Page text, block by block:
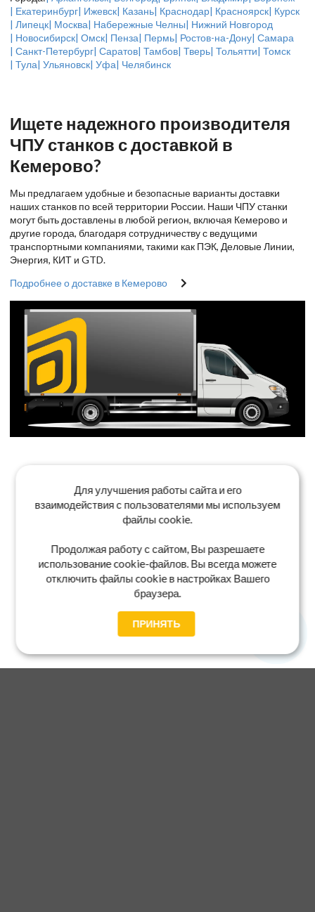
| Екатеринбург| Ижевск| Казань| Краснодар| Красноярск| Курск
| Липецк| Москва| Набережные Челны| Нижний Новгород
| Новосибирск| Омск| Пенза| Пермь| Ростов-на-Дону| Самара
| Санкт-Петербург| Саратов| Тамбов| Тверь| Тольятти| Томск
| Тула| Ульяновск| Уфа| Челябинск
Ищете надежного производителя
ЧПУ станков с доставкой в
Кемерово?
Мы предлагаем удобные и безопасные варианты доставки
наших станков по всей территории России. Наши ЧПУ станки
могут быть доставлены в любой регион, включая Кемерово и
другие города, благодаря сотрудничеству с ведущими
транспортными компаниями, такими как ПЭК, Деловые Линии,
Энергия, КИТ и GTD.
Подробнее о доставке в Кемерово
Для улучшения работы сайта и его
взаимодействия с пользователями мы используем
файлы cookie.
Продолжая работу с сайтом, Вы разрешаете
использование cookie-файлов. Вы всегда можете
отключить файлы cookie в настройках Вашего
браузера.
ПРИНЯТЬ